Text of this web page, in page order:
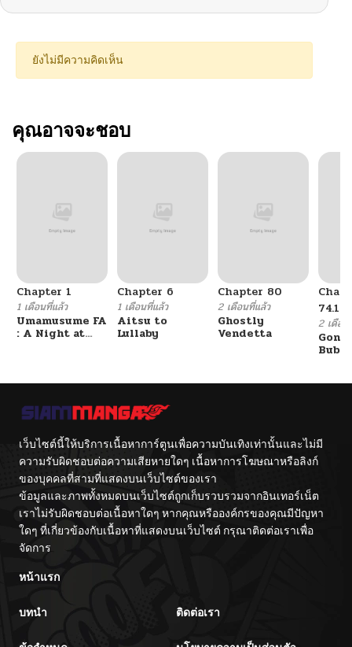
ยังไม่มีความคิดเห็น
คุณอาจจะชอบ
Chapter 1
1 เดือนที่แล้ว
Umamusume FA
: A Night at
Chapter 6
1 เดือนที่แล้ว
Aitsu to
Lullaby
Chapter 80
2 เดือนที่แล้ว
Ghostly
Vendetta
2 เดือน
เว็บไซต์นี้ให้บริการเนื้อหาการ์ตูนเพื่อความบันเทิงเท่านั้นและไม่มี
ความรับผิดชอบต่อความเสียหายใดๆ เนื้อหาการโฆษณาหรือลิงก์
ของบุคคลที่สามที่แสดงบนเว็บไซต์ของเรา
ข้อมูลและภาพทั้งหมดบนเว็บไซต์ถูกเก็บรวบรวมจากอินเทอร์เน็ต
เราไม่รับผิดชอบต่อเนื้อหาใดๆ หากคุณหรือองค์กรของคุณมีปัญหา
ใดๆ ที่เกี่ยวข้องกับเนื้อหาที่แสดงบนเว็บไซต์ กรุณาติดต่อเราเพื่อ
จัดการ
หน้าแรก
บทนำ ติดต่อเรา